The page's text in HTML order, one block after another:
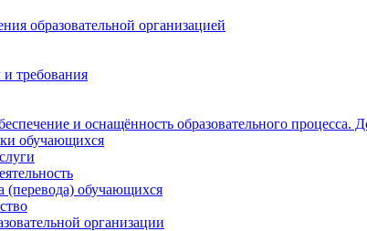
образовательной организацией
требования
и оснащённость образовательного процесса.
обучающихся
(перевода) обучающихся
организации